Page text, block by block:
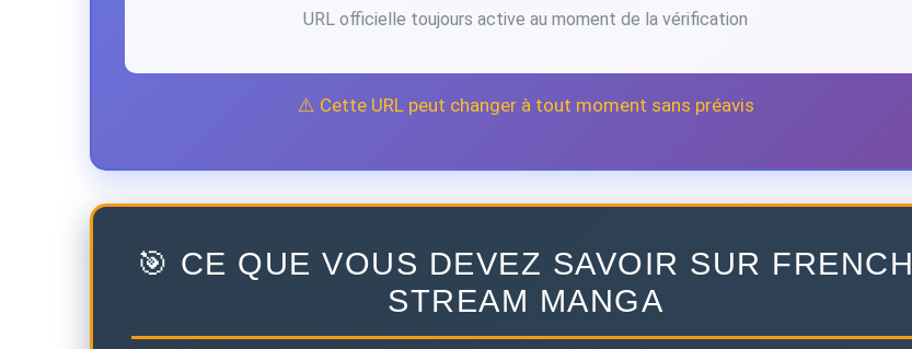
URL officielle toujours active au moment de la vérification
⚠️ Cette URL peut changer à tout moment sans préavis
🎯 CE QUE VOUS DEVEZ SAVOIR SUR FRENCH
STREAM MANGA